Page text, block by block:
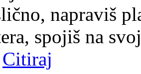
napraviš
spojiš na
Citiraj